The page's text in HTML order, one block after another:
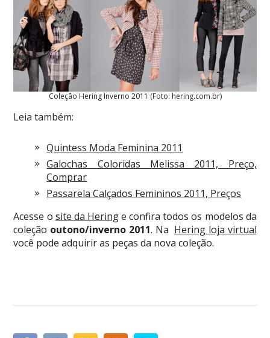
Coleção Hering Inverno 2011 (Foto: hering.com.br)
Leia também:
Quintess Moda Feminina 2011
Galochas Coloridas Melissa 2011, Preço,
Comprar
Passarela Calçados Femininos 2011, Preços
Acesse o site da Heringe confira todos os modelos da
coleção outono/inverno 2011. Na Hering loja virtual
você pode adquirir as peças da nova coleção.